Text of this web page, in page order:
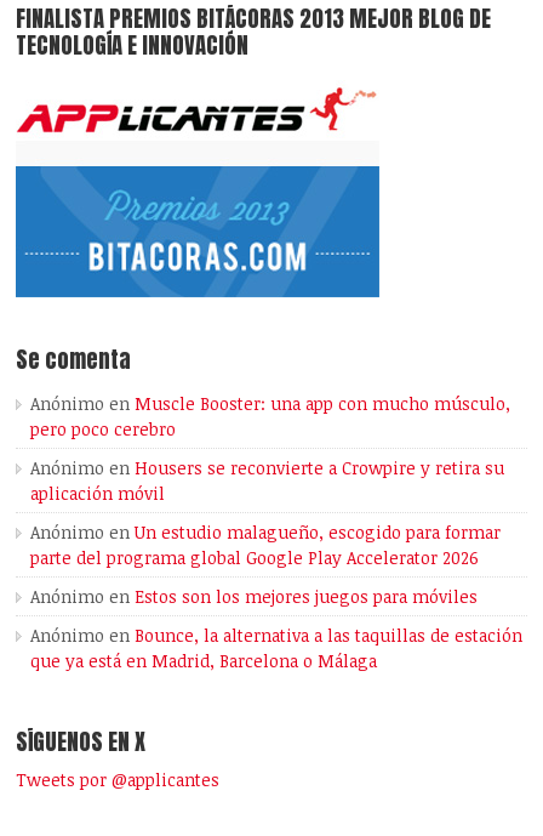
FINALISTA PREMIOS BITÁCORAS 2013 MEJOR BLOG DE
TECNOLOGÍA E INNOVACIÓN
Se comenta
Anónimo enMuscle Booster: una app con mucho músculo,
pero poco cerebro
Anónimo enHousers se reconvierte a Crowpire y retira su
aplicación móvil
Anónimo enUn estudio malagueño, escogido para formar
parte del programa global Google Play Accelerator 2026
Anónimo enEstos son los mejores juegos para móviles
Anónimo enBounce, la alternativa a las taquillas de estación
que ya está en Madrid, Barcelona o Málaga
SÍGUENOS EN X
Tweets por @applicantes